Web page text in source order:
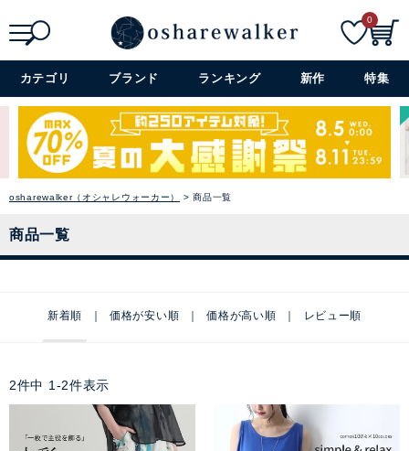
詳細検索+
0
カテゴリ ブランド ランキング 新作 特集
osharewalker（オシャレウォーカー） 商品一覧
商品一覧
新着順 価格が安い順 価格が高い順 レビュー順
2件中 1 -2件表示